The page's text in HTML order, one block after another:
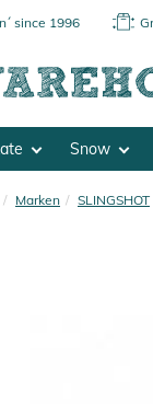
since 1996
Snow
Marken SLINGSHOT